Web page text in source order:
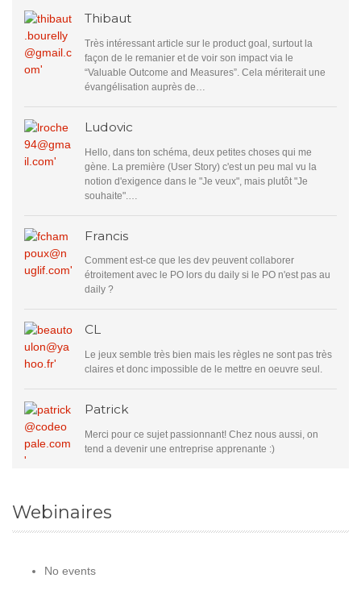
Thibaut
Très intéressant article sur le product goal, surtout la
façon de le remanier et de voir son impact via le
“Valuable Outcome and Measures”. Cela mériterait une
évangélisation auprès de…
Ludovic
Hello, dans ton schéma, deux petites choses qui me
gène. La première (User Story) c'est un peu mal vu la
notion d'exigence dans le "Je veux", mais plutôt "Je
souhaite".…
Francis
Comment est-ce que les dev peuvent collaborer
étroitement avec le PO lors du daily si le PO n'est pas au
daily ?
CL
Le jeux semble très bien mais les règles ne sont pas très
claires et donc impossible de le mettre en oeuvre seul.
Patrick
Merci pour ce sujet passionnant! Chez nous aussi, on
tend a devenir une entreprise apprenante :)
Webinaires
No events